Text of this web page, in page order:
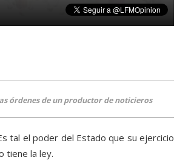
órdenes de un productor de noticieros
tal el poder del Estado que su ejercicio
tiene la ley.